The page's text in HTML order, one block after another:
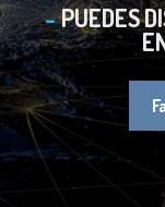
PUEDES